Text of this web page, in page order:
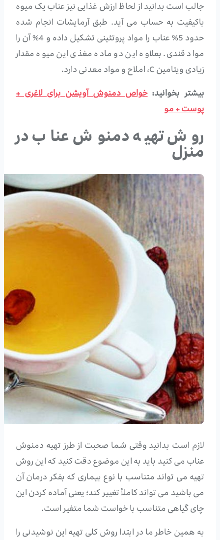
جالب است بدانید از لحاظ ارزش غذایی نیز عناب یک میوه
باکیفیت به حساب می آید. طبق آرمایشات انجام شده
حدود 5% عناب را مواد پروتئینی تشکیل داده و 4% آن را
مواد قندی. بعلاوه این دو ماده مغذی این میوه مقدار
زیادی ویتامین C، املاح و مواد معدنی دارد.
بیشتر بخوانید:خواص دمنوش آویشن برای لاغری +
پوست + مو
روش تهیه دمنوش عناب در
منزل
لازم است بدانید وقتی شما صحبت از طرز تهیه دمنوش
عناب می کنید باید به این موضوع دقت کنید که این روش
تهیه می تواند متناسب با نوع بیماری که بفکر درمان آن
می باشید می تواند کاملاً تغییر کند؛ یعنی آماده کردن این
چای گیاهی متناسب با خواست شما متغیر است.
به همین خاطر ما در ابتدا روش کلی تهیه این نوشیدنی را